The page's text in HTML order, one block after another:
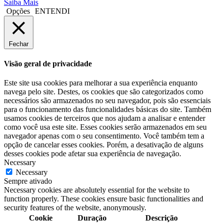
Saiba Mais
Opções ENTENDI
Fechar
Visão geral de privacidade
Este site usa cookies para melhorar a sua experiência enquanto
navega pelo site. Destes, os cookies que são categorizados como
necessários são armazenados no seu navegador, pois são essenciais
para o funcionamento das funcionalidades básicas do site. Também
usamos cookies de terceiros que nos ajudam a analisar e entender
como você usa este site. Esses cookies serão armazenados em seu
navegador apenas com o seu consentimento. Você também tem a
opção de cancelar esses cookies. Porém, a desativação de alguns
desses cookies pode afetar sua experiência de navegação.
Necessary
Necessary
Sempre ativado
Necessary cookies are absolutely essential for the website to
function properly. These cookies ensure basic functionalities and
security features of the website, anonymously.
Cookie
Duração Descrição